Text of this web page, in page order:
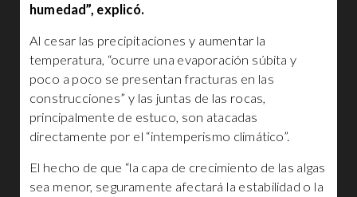
humedad”, explicó.
Al cesar las precipitaciones y aumentar la
temperatura, “ocurre una evaporación súbita y
poco a poco se presentan fracturas en las
construcciones” y las juntas de las rocas,
principalmente de estuco, son atacadas
directamente por el “intemperismo climático”.
El hecho de que “la capa de crecimiento de las algas
sea menor, seguramente afectará la estabilidad o la